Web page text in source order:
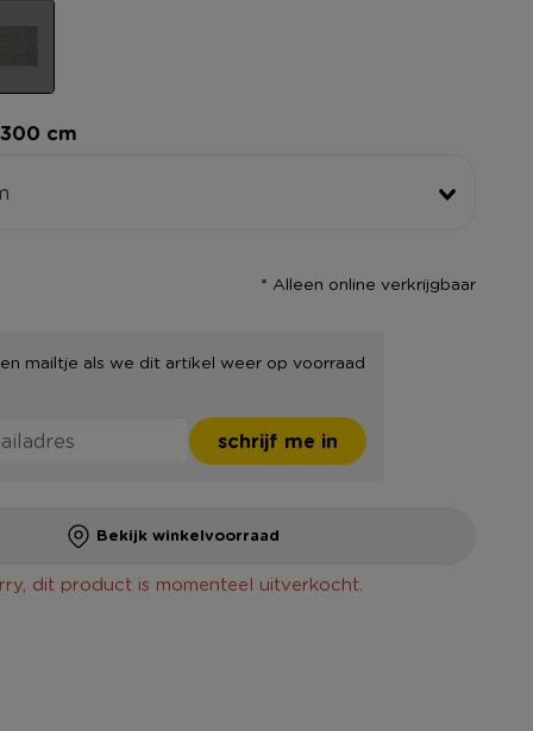
cm
* Alleen online verkrijgbaar
mailtje als we dit artikel weer op voorraad
schrijf me in
Bekijk winkelvoorraad
dit product is momenteel uitverkocht.